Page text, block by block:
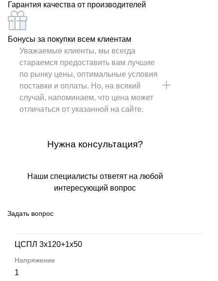
Гарантия качества от производителей
Бонусы за покупки всем клиентам
Уважаемые клиенты, мы всегда
стараемся предоставить вам лучшие
по рынку цены, оптимальные условия
поставки и оплаты. Но, на всякий
случай, напоминаем, что цена может
отличаться от указанной на сайте.
Нужна консультация?
Наши специалисты ответят на любой
интересующий вопрос
Задать вопрос
ЦСПЛ 3х120+1х50
1